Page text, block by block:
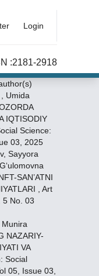
Login
:2181-2918
Umida
IQTISODIY
Science:
03, 2025
Sayyora
SAN’ATNI
Art
5 No. 03
Munira
NAZARIY-
VA
Social
05, Issue 03,